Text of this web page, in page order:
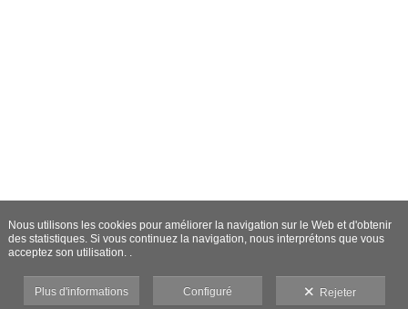
Nous utilisons les cookies pour améliorer la navigation sur le Web et d'obtenir
des statistiques. Si vous continuez la navigation, nous interprétons que vous
acceptez son utilisation. .
Plus d'informations Configuré Rejeter